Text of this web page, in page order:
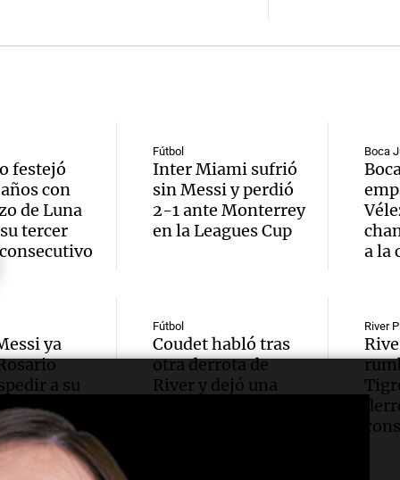
y
de
Una
Episodios
Leo
Audio.
Jorge,
llegó"
Una
Episodios
Audio.
sueño
una
con
Audio.
tras
Audio.
festejó
con
de Luna
tercer
Fútbol
Inter Miami sufrió
sin Messi y perdió
2-1 ante Monterrey
en la Leagues Cup
Boca
a la
ya
a su
Fútbol
Coudet habló tras
otra derrota de
River y dejó una
River